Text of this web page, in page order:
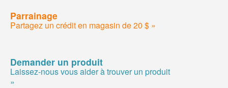
Parrainage
Partagez un crédit en magasin de 20 $ »
Demander un produit
Laissez-nous vous aider à trouver un produit
»